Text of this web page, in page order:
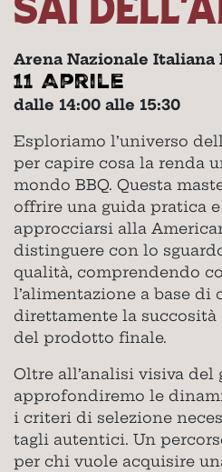
Arena Nazionale Italiana
11 Aprile
dalle 14:00 alle 15:30
Esploriamo l’universo
per capire cosa la renda
mondo BBQ. Questa
offrire una guida pratica
approcciarsi alla
distinguere con lo
qualità, comprendendo
l’alimentazione a base
direttamente la
del prodotto finale.
Oltre all’analisi visiva del
approfondiremo le
i criteri di selezione
tagli autentici. Un
per chi vuole acquisire